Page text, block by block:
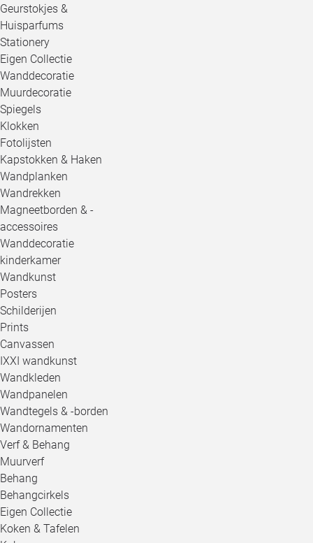
Geurstokjes &
Huisparfums
Stationery
Eigen Collectie
Wanddecoratie
Muurdecoratie
Spiegels
Klokken
Fotolijsten
Kapstokken & Haken
Wandplanken
Wandrekken
Magneetborden & -
accessoires
Wanddecoratie
kinderkamer
Wandkunst
Posters
Schilderijen
Prints
Canvassen
IXXI wandkunst
Wandkleden
Wandpanelen
Wandtegels & -borden
Wandornamenten
Verf & Behang
Muurverf
Behang
Behangcirkels
Eigen Collectie
Koken & Tafelen